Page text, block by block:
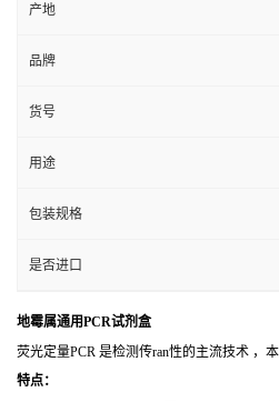
产地
品牌
货号
用途
包装规格
是否进口
地霉属通用PCR试剂盒
荧光定量PCR 是检测传ran性的主流技术 ，
特点：